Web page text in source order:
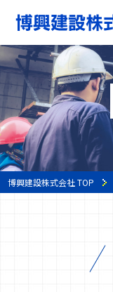
博興建設株式会社 TOP